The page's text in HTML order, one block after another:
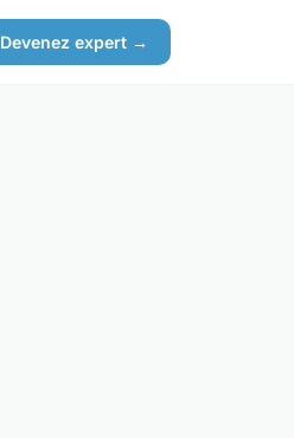
Devenez expert →